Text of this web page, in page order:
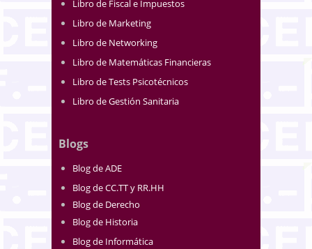
Libro de Fiscal e Impuestos
Libro de Marketing
Libro de Networking
Libro de Matemáticas Financieras
Libro de Tests Psicotécnicos
Libro de Gestión Sanitaria
Blogs
Blog de ADE
Blog de CC.TT y RR.HH
Blog de Derecho
Blog de Historia
Blog de Informática